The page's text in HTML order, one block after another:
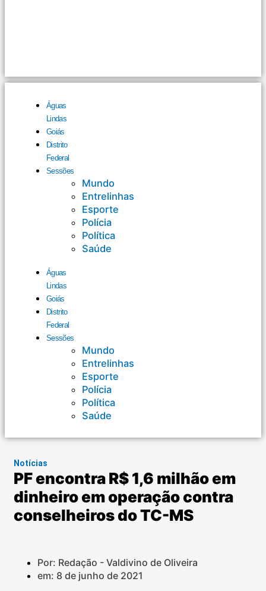
Águas
Lindas
Goiás
Distrito
Federal
Sessões
Mundo
Entrelinhas
Esporte
Polícia
Política
Saúde
Águas
Lindas
Goiás
Distrito
Federal
Sessões
Mundo
Entrelinhas
Esporte
Polícia
Política
Saúde
Notícias
PF encontra R$ 1,6 milhão em
dinheiro em operação contra
conselheiros do TC-MS
Por: Redação - Valdivino de Oliveira
em: 8 de junho de 2021